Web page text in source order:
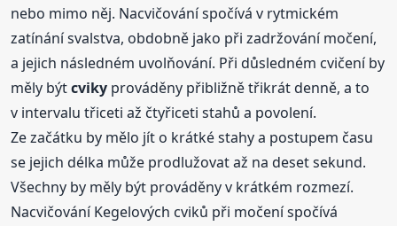
nebo mimo něj. Nacvičování spočívá v rytmickém
zatínání svalstva, obdobně jako při zadržování močení,
a jejich následném uvolňování. Při důsledném cvičení by
měly býtcviky prováděny přibližně třikrát denně, a to
v intervalu třiceti až čtyřiceti stahů a povolení.
Ze začátku by mělo jít o krátké stahy a postupem času
se jejich délka může prodlužovat až na deset sekund.
Všechny by měly být prováděny v krátkém rozmezí.
Nacvičování Kegelových cviků při močení spočívá